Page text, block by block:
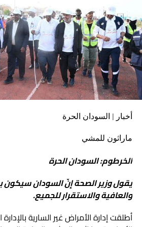
السكني والمرافق الحيوية والخدمية
الكهربائي، كما اطمأن على الجهود
مروي، خاصةً وأنّ الاسبيرات الخاصة
وصلت إلى البلاد وكل الفرق الفنية
المطلوبة.
أخبار | السودان الحرة
ماراثون للمشي
الخرطوم: السودان الحرة
يقول وزير الصحة إنّ السودان سيكون
والعافية والاستقرار للجميع.
أطلقت إدارة الأمراض غير السارية